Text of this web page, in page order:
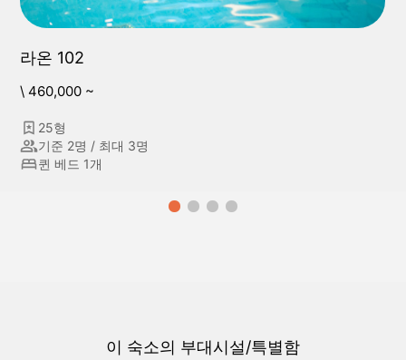
라온 102
\ 460,000 ~
25형
기준 2명 / 최대 3명
퀸 베드 1개
이 숙소의 부대시설/특별함